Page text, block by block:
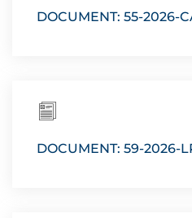
DOCUMENT: 55-2026-
DOCUMENT: 59-2026-